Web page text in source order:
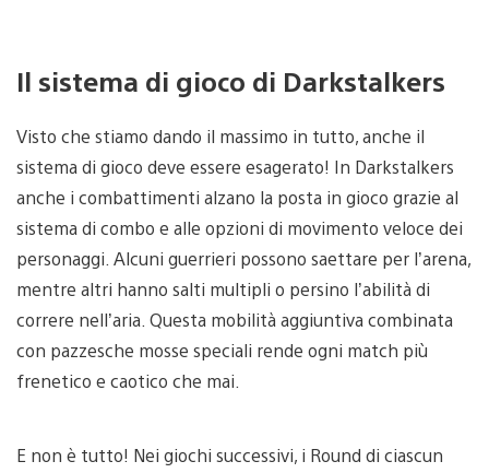
Il sistema di gioco di Darkstalkers
Visto che stiamo dando il massimo in tutto, anche il
sistema di gioco deve essere esagerato! In Darkstalkers
anche i combattimenti alzano la posta in gioco grazie al
sistema di combo e alle opzioni di movimento veloce dei
personaggi. Alcuni guerrieri possono saettare per l’arena,
mentre altri hanno salti multipli o persino l’abilità di
correre nell’aria. Questa mobilità aggiuntiva combinata
con pazzesche mosse speciali rende ogni match più
frenetico e caotico che mai.
E non è tutto! Nei giochi successivi, i Round di ciascun